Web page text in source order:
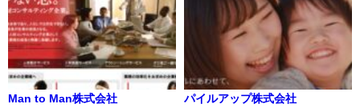
Man to Man株式会社 パイルアップ株式会社